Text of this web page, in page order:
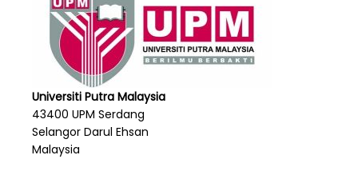
Universiti Putra Malaysia
43400 UPM Serdang
Selangor Darul Ehsan
Malaysia